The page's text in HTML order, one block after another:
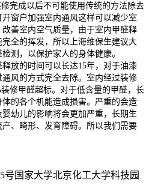
完成以后不可能使用传统的方法除去
窗户加强室内通风这样可以减少室
善室内空气质量，由于室内甲醛释
全的挥发，所以上海维保生建议大
测，以保护家人的身体健康。
放的时间可以长达15年，对于油漆
风的方式完全去除。室内经过装修
修甲醛超标。对于低含量的甲醛，长
的各个机能造成损害。严重的会造
幼儿的影响将会更加严重，长期生
、畸形、发育障碍。所以我们需要
号国家大学北京化工大学科技园